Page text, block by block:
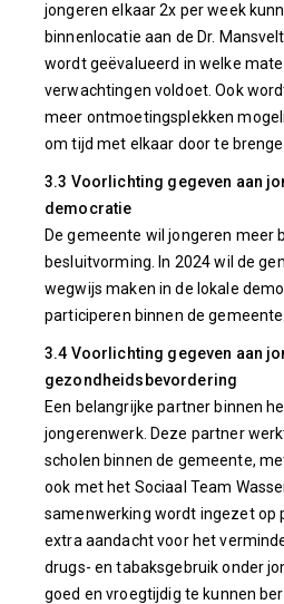
jongeren elkaar 2x per week
binnenlocatie aan de Dr.
wordt geëvalueerd in welke
verwachtingen voldoet. Ook
meer ontmoetingsplekken
om tijd met elkaar door te
3.3 Voorlichting gegeven aan
democratie
De gemeente wil jongeren meer
besluitvorming. In 2024 wil de
wegwijs maken in de lokale
participeren binnen de gemeente.
3.4 Voorlichting gegeven aan
gezondheidsbevordering
Een belangrijke partner binnen
jongerenwerk. Deze partner
scholen binnen de gemeente,
ook met het Sociaal Team
samenwerking wordt ingezet op
extra aandacht voor het
drugs- en tabaksgebruik onder
goed en vroegtijdig te kunnen